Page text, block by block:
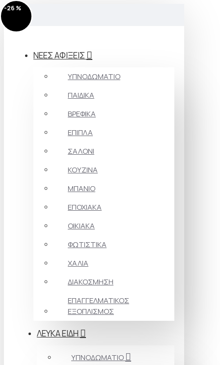
MENU
ΝΕΕΣ ΑΦΙΞΕΙΣ
ΥΠΝΟΔΩΜΑΤΙΟ
ΠΑΙΔΙΚΑ
ΒΡΕΦΙΚΑ
ΕΠΙΠΛΑ
ΣΑΛΟΝΙ
ΚΟΥΖΙΝΑ
ΜΠΑΝΙΟ
ΕΠΟΧΙΑΚΑ
ΟΙΚΙΑΚΑ
ΦΩΤΙΣΤΙΚΑ
ΧΑΛΙΑ
ΔΙΑΚΟΣΜΗΣΗ
ΕΠΑΓΓΕΛΜΑΤΙΚΟΣ
ΕΞΟΠΛΙΣΜΟΣ
ΛΕΥΚΑ ΕΙΔΗ
ΥΠΝΟΔΩΜΑΤΙΟ
-26 %
-26 %
-26 %
-26 %
-26 %
-26 %
-26 %
-26 %
-26 %
-26 %
-26 %
-26 %
-26 %
-26 %